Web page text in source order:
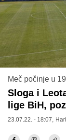
Meč počinje u
Sloga i
lige BiH,
23.07.22. - 18:07,